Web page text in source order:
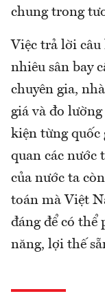
chung trong
Việc trả lời câu
nhiêu sân bay
chuyên gia,
giá và đo
kiện từng quốc
quan các nước
của nước ta
toán mà Việt
đáng để có
năng, lợi thế